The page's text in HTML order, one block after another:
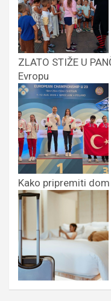
ZLATO STIŽE U
Evropu
Kako pripremiti